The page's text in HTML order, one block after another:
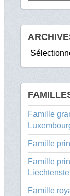
Archives
Famille
Famille
Famille
Famille